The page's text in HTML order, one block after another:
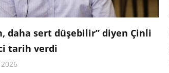
daha sert düşebilir” diyen Çinli
tarih verdi